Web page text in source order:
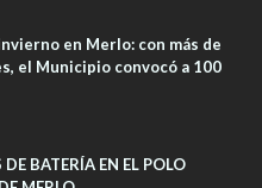
en Merlo: con más de
el Municipio convocó a 100
BATERÍA EN EL POLO